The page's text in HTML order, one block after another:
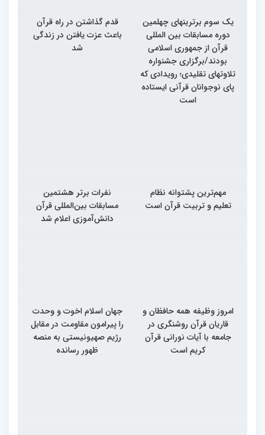
یک سوم برترینهای چهلمین
دوره مسابقات بین المللی
قرآن از جمهوری اسلامی
بودند/برگزاری جشنواره
تلاوتهای تقلیدی؛ رویدادی که
پای نوجوانان قرآنی ایستاده
است
قدم گذاشتن در راه قرآن
باعث عزت یافتن در زندگی
شد
مهم‌ترین پشتوانه نظام
تعلیم و تربیت قرآن است
نفرات برتر هشتمین
مسابقات بین‌المللی قرآن
دانش‌آموزی اعلام شد
امروز وظیفه همه حافظان و
قاریان قرآن روشنگری در
جامعه با آیات نورانی قرآن
کریم است
جهان اسلام اخوت و وحدت
را پیرامون مقاومت در مقابل
رژیم صهیونیستی به منصه
ظهور رسانده